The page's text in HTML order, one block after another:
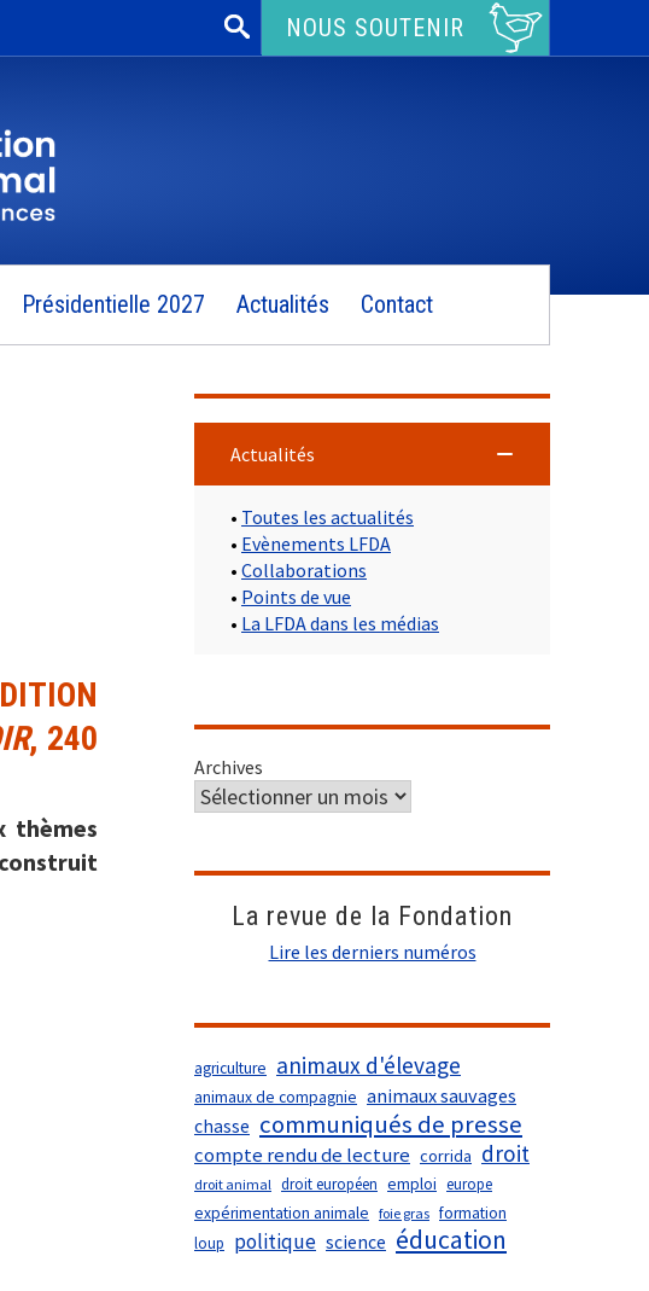
Rechercher :NOUS SOUTENIR
Présidentielle 2027 Actualités Contact
, 240
thèmes
Actualités
• Toutes les actualités
• Evènements LFDA
• Collaborations
• Points de vue
• La LFDA dans les médias
Archives
La revue de la Fondation
Lire les derniers numéros
agriculture animaux d'élevage
animaux de compagnie animaux sauvages
chasse communiqués de presse
compte rendu de lecture corrida droit
droit animal droit européen emploi europe
expérimentation animale foie gras formation
loup politique science éducation